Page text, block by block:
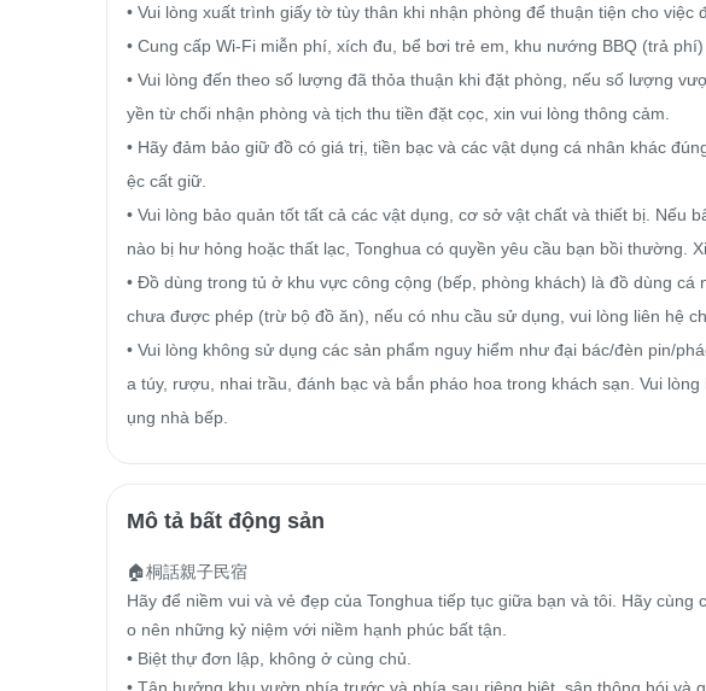
• Vui lòng xuất trình giấy tờ tùy thân khi nhận phòng để thuận tiện cho việc
• Cung cấp Wi-Fi miễn phí, xích đu, bể bơi trẻ em, khu nướng BBQ (trả
• Vui lòng đến theo số lượng đã thỏa thuận khi đặt phòng, nếu số lượng
yền từ chối nhận phòng và tịch thu tiền đặt cọc, xin vui lòng thông cảm.
• Hãy đảm bảo giữ đồ có giá trị, tiền bạc và các vật dụng cá nhân khác
ệc cất giữ.
• Vui lòng bảo quản tốt tất cả các vật dụng, cơ sở vật chất và thiết bị. Nếu
nào bị hư hỏng hoặc thất lạc, Tonghua có quyền yêu cầu bạn bồi thường.
• Đồ dùng trong tủ ở khu vực công cộng (bếp, phòng khách) là đồ dùng cá
chưa được phép (trừ bộ đồ ăn), nếu có nhu cầu sử dụng, vui lòng liên hệ
• Vui lòng không sử dụng các sản phẩm nguy hiểm như đại bác/đèn pin/
a túy, rượu, nhai trầu, đánh bạc và bắn pháo hoa trong khách sạn. Vui
ụng nhà bếp.
Mô tả bất động sản
🏠桐話親子民宿
Hãy để niềm vui và vẻ đẹp của Tonghua tiếp tục giữa bạn và tôi. Hãy
o nên những kỷ niệm với niềm hạnh phúc bất tận.
• Biệt thự đơn lập, không ở cùng chủ.
• Tận hưởng khu vườn phía trước và phía sau riêng biệt, sân thông hói và